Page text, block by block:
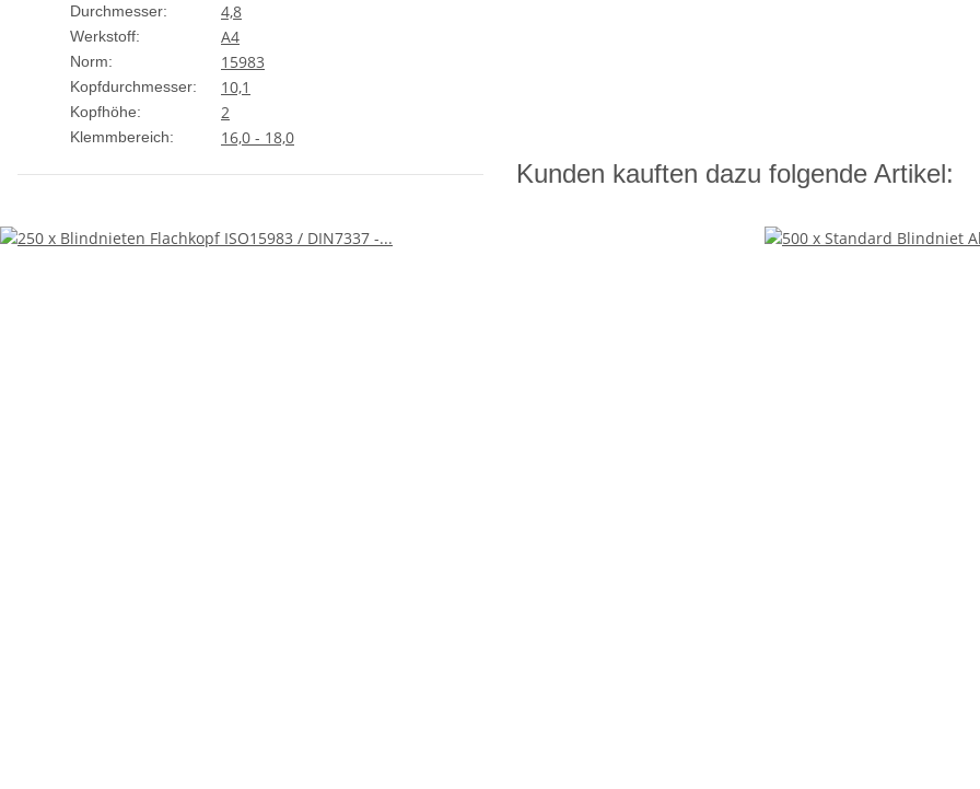
Durchmesser: 4,8
Werkstoff: A4
Norm: 15983
Kopfdurchmesser: 10,1
Kopfhöhe: 2
Klemmbereich: 16,0 - 18,0
Kunden kauften dazu folgende Artikel: